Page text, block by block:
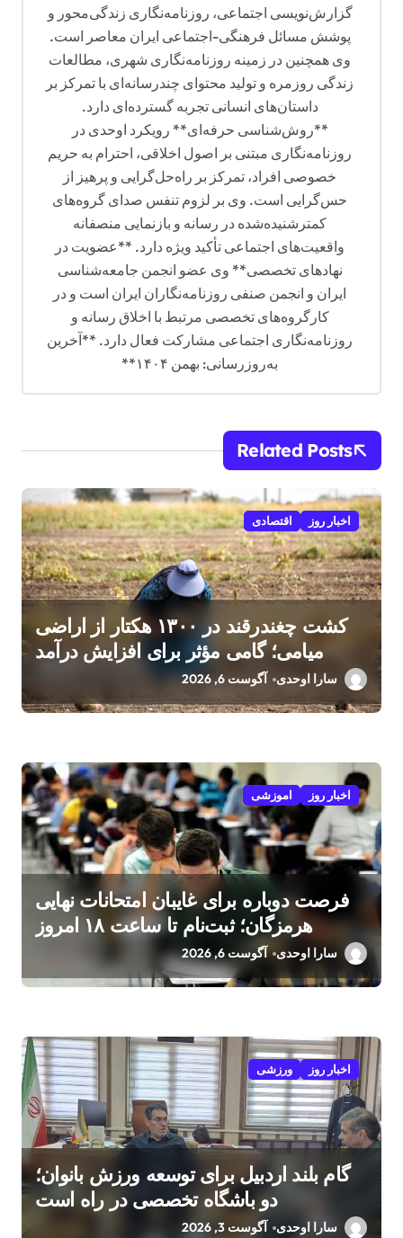
گزارش‌نویسی اجتماعی، روزنامه‌نگاری زندگی‌محور و
پوشش مسائل فرهنگی-اجتماعی ایران معاصر است.
وی همچنین در زمینه روزنامه‌نگاری شهری، مطالعات
زندگی روزمره و تولید محتوای چندرسانه‌ای با تمرکز بر
داستان‌های انسانی تجربه گسترده‌ای دارد.
**روش‌شناسی حرفه‌ای** رویکرد اوحدی در
روزنامه‌نگاری مبتنی بر اصول اخلاقی، احترام به حریم
خصوصی افراد، تمرکز بر راه‌حل‌گرایی و پرهیز از
حس‌گرایی است. وی بر لزوم تنفس صدای گروه‌های
کمترشنیده‌شده در رسانه و بازنمایی منصفانه
واقعیت‌های اجتماعی تأکید ویژه دارد. **عضویت در
نهادهای تخصصی** وی عضو انجمن جامعه‌شناسی
ایران و انجمن صنفی روزنامه‌نگاران ایران است و در
کارگروه‌های تخصصی مرتبط با اخلاق رسانه و
روزنامه‌نگاری اجتماعی مشارکت فعال دارد. **آخرین
به‌روزرسانی: بهمن ۱۴۰۴**
Related Posts
اخبار روز اقتصادی
کشت چغندرقند در ۱۳۰۰ هکتار از اراضی
میامی؛ گامی مؤثر برای افزایش درآمد
سارا اوحدی آگوست 6, 2026
اخبار روز اموزشی
فرصت دوباره برای غایبان امتحانات نهایی
هرمزگان؛ ثبت‌نام تا ساعت ۱۸ امروز
سارا اوحدی آگوست 6, 2026
اخبار روز ورزشی
گام بلند اردبیل برای توسعه ورزش بانوان؛
دو باشگاه تخصصی در راه است
سارا اوحدی آگوست 3, 2026